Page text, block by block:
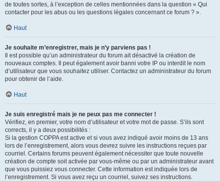
de toutes sortes, à l’exception de celles mentionnées dans la question « Qui
contacter pour les abus ou les questions légales concernant ce forum ? ».
Haut
Je souhaite m’enregistrer, mais je n’y parviens pas !
Il est possible qu’un administrateur du forum ait désactivé la création de
nouveaux comptes. Il peut également avoir banni votre IP ou interdit le nom
d’utilisateur que vous souhaitez utiliser. Contactez un administrateur du forum
pour obtenir de l’aide.
Haut
Je suis enregistré mais je ne peux pas me connecter !
Vérifiez, en premier, votre nom d’utilisateur et votre mot de passe. S’ils sont
corrects, il y a deux possibilités :
Si la gestion COPPA est active et si vous avez indiqué avoir moins de 13 ans
lors de l’enregistrement, alors vous devrez suivre les instructions reçues par
courriel. Certains forums peuvent également nécessiter que toute nouvelle
création de compte soit activée par vous-même ou par un administrateur avant
que vous puissiez vous connecter. Cette information est indiquée lors de
l’enregistrement. Si vous avez reçu un courriel, suivez ses instructions.